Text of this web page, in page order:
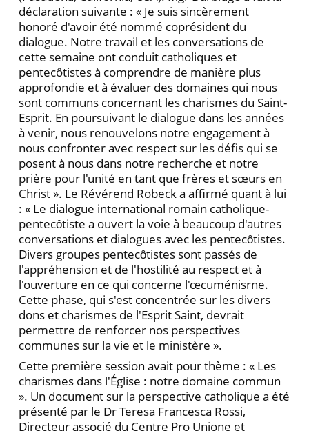
déclaration suivante : « Je suis sincèrement
honoré d'avoir été nommé coprésident du
dialogue. Notre travail et les conversations de
cette semaine ont conduit catholiques et
pentecôtistes à comprendre de manière plus
approfondie et à évaluer des domaines qui nous
sont communs concernant les charismes du Saint-
Esprit. En poursuivant le dialogue dans les années
à venir, nous renouvelons notre engagement à
nous confronter avec respect sur les défis qui se
posent à nous dans notre recherche et notre
prière pour l'unité en tant que frères et sœurs en
Christ ». Le Révérend Robeck a affirmé quant à lui
: « Le dialogue international romain catholique-
pentecȏtiste a ouvert la voie à beaucoup d'autres
conversations et dialogues avec les pentecȏtistes.
Divers groupes pentecȏtistes sont passés de
l'appréhension et de l'hostilité au respect et à
l'ouverture en ce qui concerne l'œcuménisrne.
Cette phase, qui s'est concentrée sur les divers
dons et charismes de l'Esprit Saint, devrait
permettre de renforcer nos perspectives
communes sur la vie et le ministère ».
Cette première session avait pour thème : « Les
charismes dans l'Église : notre domaine commun
». Un document sur la perspective catholique a été
présenté par le Dr Teresa Francesca Rossi,
Directeur associé du Centre Pro Unione et